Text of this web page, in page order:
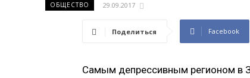
ОБЩЕСТВО 29.09.2017
Поделиться Facebook
Самым депрессивным регионом в